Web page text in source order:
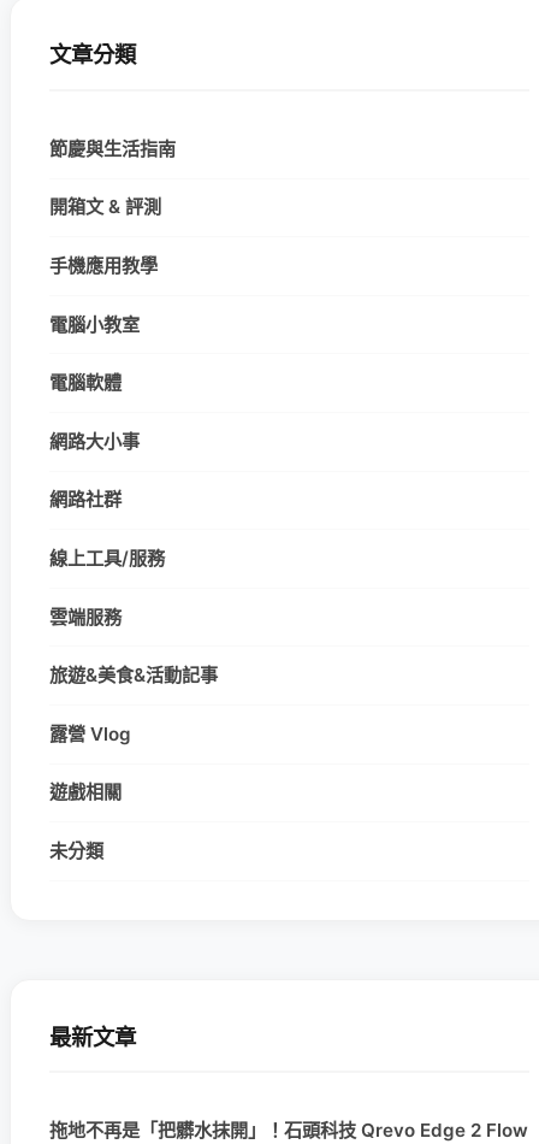
文章分類
節慶與生活指南
開箱文 & 評測
手機應用教學
電腦小教室
電腦軟體
網路大小事
網路社群
線上工具/服務
雲端服務
旅遊&美食&活動記事
露營 Vlog
遊戲相關
未分類
最新文章
拖地不再是「把髒水抹開」！石頭科技 Qrevo Edge 2 Flow